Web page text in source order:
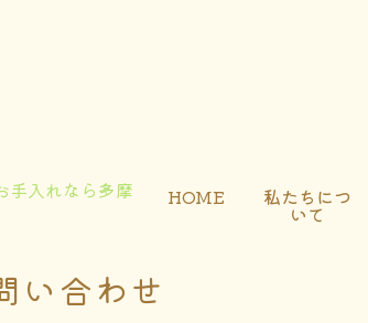
HOME 私たちにつ
いて
い合わせ